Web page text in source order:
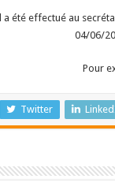
a été effectué au
04/06/
Pour
Twitter